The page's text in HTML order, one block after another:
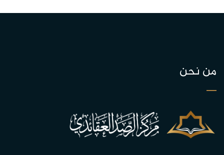
من نحن